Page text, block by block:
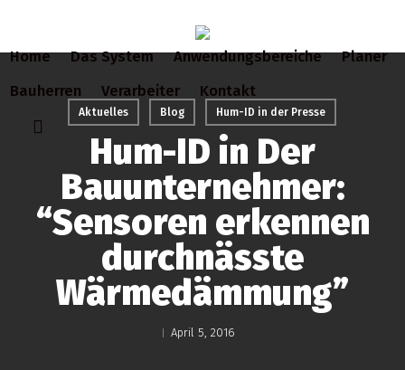
main
content
Home Das System Anwendungsbereiche
Planer
Bauherren
Verarbeiter Kontakt
search
Aktuelles Blog Hum-ID in der Presse
Hum-ID in Der
Bauunternehmer:
“Sensoren erkennen
durchnässte
Wärmedämmung”
April 5, 2016